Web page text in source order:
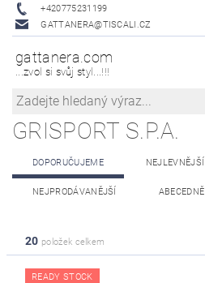
+420775231199
GATTANERA@TISCALI.CZ
gattanera.com
...zvol si svůj styl...!!!
GRISPORT S.P.A.
DOPORUČUJEME NEJLEVNĚJŠÍ
NEJPRODÁVANĚJŠÍ ABECEDNĚ
20 položek celkem
READY STOCK